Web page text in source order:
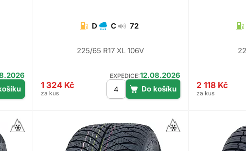
D C 72
225/65 R17 XL 106V
EXPEDICE:12.08.2026
1 324 Kč
za kus
2 118 Kč
za kus